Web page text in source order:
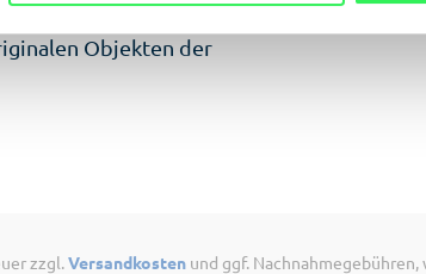
Sie Ihre (hoffentlich
Objekten der
zzgl.Versandkosten und ggf.